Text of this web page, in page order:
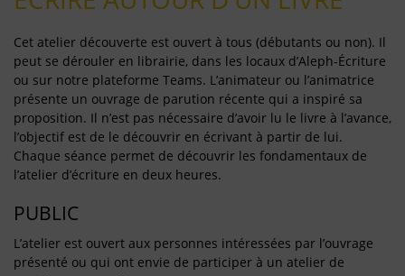
Cet atelier découverte est ouvert à tous (débutants ou non). Il
peut se dérouler en librairie, dans les locaux d’Aleph-Écriture
ou sur notre plateforme Teams. L’animateur ou l’animatrice
présente un ouvrage de parution récente qui a inspiré sa
proposition. Il n’est pas nécessaire d’avoir lu le livre à l’avance,
l’objectif est de le découvrir en écrivant à partir de lui.
Chaque séance permet de découvrir les fondamentaux de
l’atelier d’écriture en deux heures.
PUBLIC
L’atelier est ouvert aux personnes intéressées par l’ouvrage
présenté ou qui ont envie de participer à un atelier de